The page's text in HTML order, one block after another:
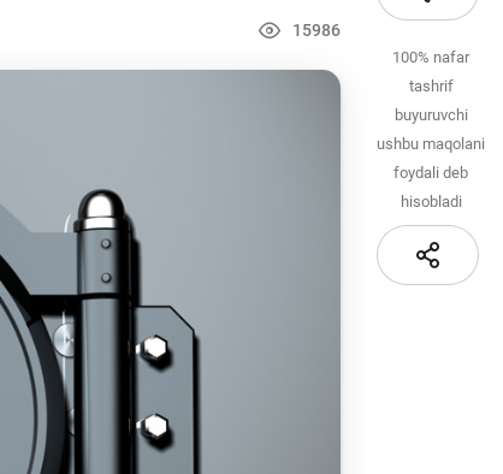
Fotogalereya
Loyiha haqida
Kengaytirilgan qidiruv
15986
100% nafar
tashrif
buyuruvchi
ushbu maqolani
foydali deb
hisobladi